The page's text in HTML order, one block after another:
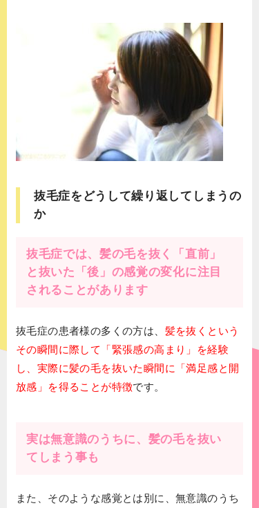
抜毛症をどうして繰り返してしまうの
か
抜毛症では、髪の毛を抜く「直前」
と抜いた「後」の感覚の変化に注目
されることがあります
抜毛症の患者様の多くの方は、 髪を抜くという
その瞬間に際して「緊張感の高まり」を経験
し、実際に髪の毛を抜いた瞬間に「満足感と開
放感」を得ることが特徴です。
実は無意識のうちに、髪の毛を抜い
てしまう事も
また、そのような感覚とは別に、無意識のうち